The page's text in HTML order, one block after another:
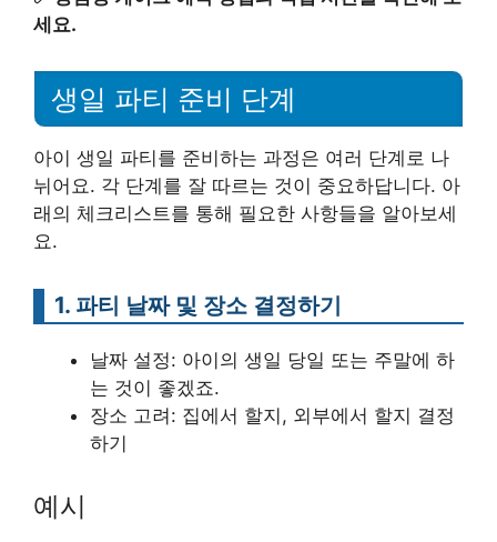
세요.
생일 파티 준비 단계
아이 생일 파티를 준비하는 과정은 여러 단계로 나
뉘어요. 각 단계를 잘 따르는 것이 중요하답니다. 아
래의 체크리스트를 통해 필요한 사항들을 알아보세
요.
1. 파티 날짜 및 장소 결정하기
날짜 설정: 아이의 생일 당일 또는 주말에 하
는 것이 좋겠죠.
장소 고려: 집에서 할지, 외부에서 할지 결정
하기
예시